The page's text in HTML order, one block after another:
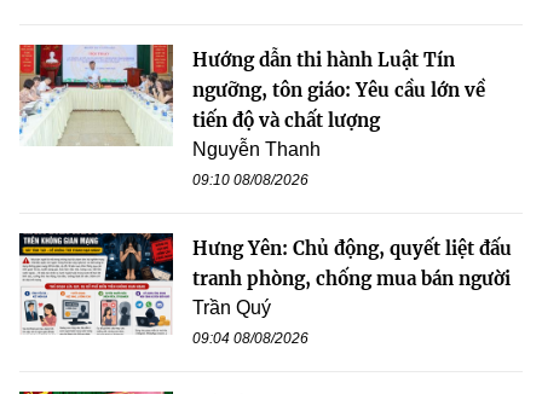
Hướng dẫn thi hành Luật Tín
ngưỡng, tôn giáo: Yêu cầu lớn về
tiến độ và chất lượng
Nguyễn Thanh
09:10 08/08/2026
Hưng Yên: Chủ động, quyết liệt đấu
tranh phòng, chống mua bán người
Trần Quý
09:04 08/08/2026